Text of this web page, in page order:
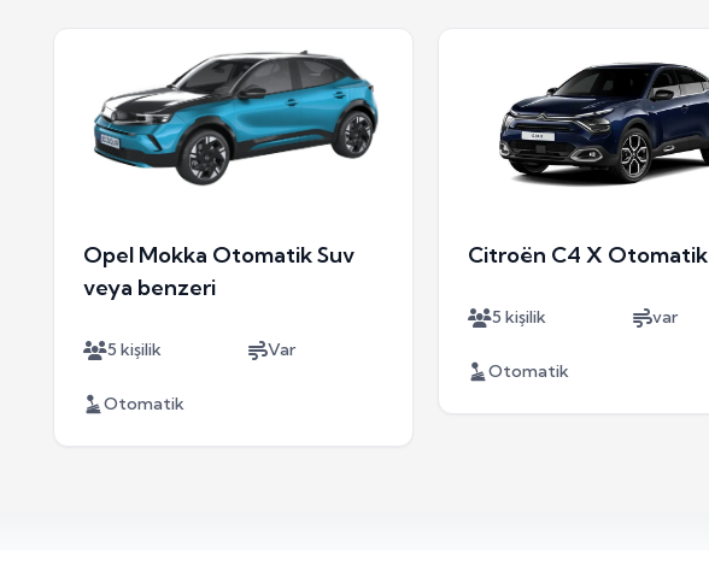
Opel Mokka Otomatik Suv
veya benzeri
5 kişilik Var
Otomatik
Citroën C4 X Otomatik
5 kişilik var
Otomatik